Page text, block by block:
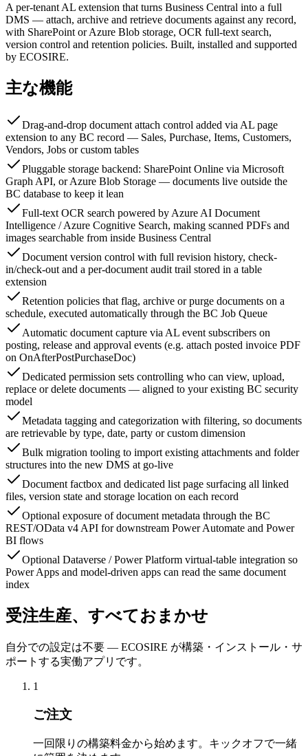
A per-tenant AL extension that turns Business Central into a full
DMS — attach, archive and retrieve documents against any record,
with SharePoint or Azure Blob storage, OCR full-text search,
version control and retention policies. Built, installed and supported
by ECOSIRE.
主な機能
Drag-and-drop document attach control added via AL page
extension to any BC record — Sales, Purchase, Items, Customers,
Vendors, Jobs or custom tables
Pluggable storage backend: SharePoint Online via Microsoft
Graph API, or Azure Blob Storage — documents live outside the
BC database to keep it lean
Full-text OCR search powered by Azure AI Document
Intelligence / Azure Cognitive Search, making scanned PDFs and
images searchable from inside Business Central
Document version control with full revision history, check-
in/check-out and a per-document audit trail stored in a table
extension
Retention policies that flag, archive or purge documents on a
schedule, executed automatically through the BC Job Queue
Automatic document capture via AL event subscribers on
posting, release and approval events (e.g. attach posted invoice PDF
on OnAfterPostPurchaseDoc)
Dedicated permission sets controlling who can view, upload,
replace or delete documents — aligned to your existing BC security
model
Metadata tagging and categorization with filtering, so documents
are retrievable by type, date, party or custom dimension
Bulk migration tooling to import existing attachments and folder
structures into the new DMS at go-live
Document factbox and dedicated list page surfacing all linked
files, version state and storage location on each record
Optional exposure of document metadata through the BC
REST/OData v4 API for downstream Power Automate and Power
BI flows
Optional Dataverse / Power Platform virtual-table integration so
Power Apps and model-driven apps can read the same document
index
受注生産、すべておまかせ
自分での設定は不要 — ECOSIRE が構築・インストール・サ
ポートする実働アプリです。
1
ご注文
一回限りの構築料金から始めます。キックオフで一緒